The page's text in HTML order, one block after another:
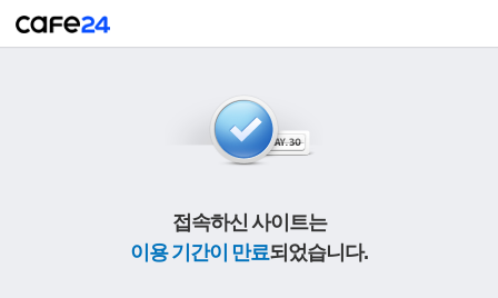
접속하신 사이트는
이용 기간이 만료되었습니다.